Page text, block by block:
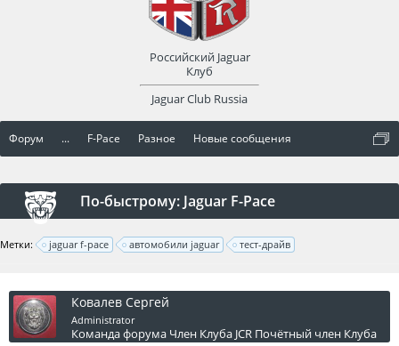
Форум ... F-Pace Разное Новые сообщения
По-быстрому: Jaguar F-Pace
Метки: jaguar f-pace автомобили jaguar тест-драйв
Ковалев Сергей
Administrator
Команда форума Член Клуба JCR Почётный член Клуба
Российский Jaguar
Клуб
Jaguar Club Russia
оват